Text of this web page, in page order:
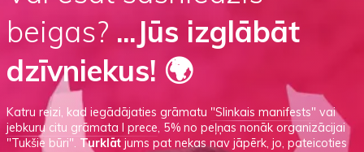
beigas? ...Jūs izglābāt
dzīvniekus! 🌍
Katru reizi, kad iegādājaties grāmatu "Slinkais manifests" vai
jebkuru citu grāmata I prece, 5% no peļņas nonāk organizācijai
"Tukšie būri". Turklāt jums pat nekas nav jāpērk, jo, pateicoties